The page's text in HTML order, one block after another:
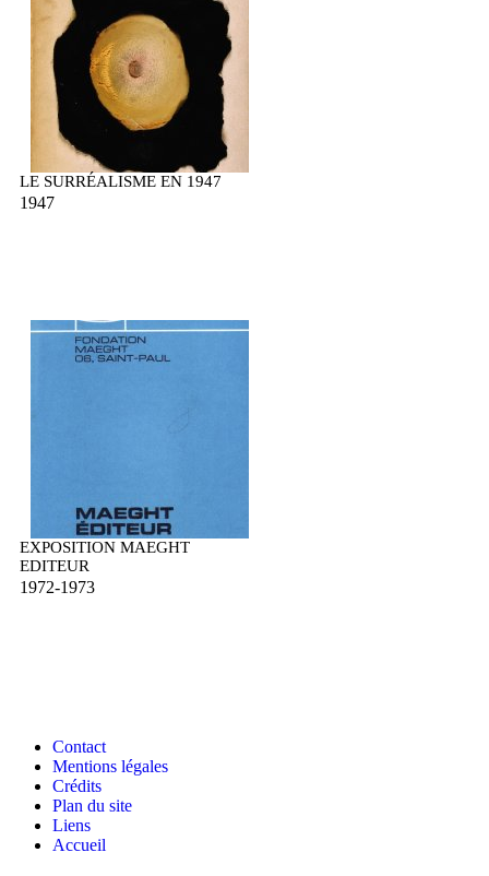
LE SURRÉALISME EN 1947
1947
EXPOSITION MAEGHT
EDITEUR
1972-1973
Contact
Mentions légales
Crédits
Plan du site
Liens
Accueil